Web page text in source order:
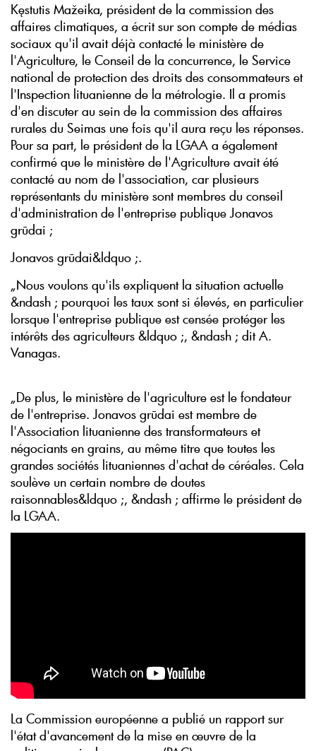
Kęstutis Mažeika, président de la commission des
affaires climatiques, a écrit sur son compte de médias
sociaux qu'il avait déjà contacté le ministère de
l'Agriculture, le Conseil de la concurrence, le Service
national de protection des droits des consommateurs et
l'Inspection lituanienne de la métrologie. Il a promis
d'en discuter au sein de la commission des affaires
rurales du Seimas une fois qu'il aura reçu les réponses.
Pour sa part, le président de la LGAA a également
confirmé que le ministère de l'Agriculture avait été
contacté au nom de l'association, car plusieurs
représentants du ministère sont membres du conseil
d'administration de l'entreprise publique Jonavos
grūdai ;
Jonavos grūdai&ldquo ;.
„Nous voulons qu'ils expliquent la situation actuelle
&ndash ; pourquoi les taux sont si élevés, en particulier
lorsque l'entreprise publique est censée protéger les
intérêts des agriculteurs &ldquo ;, &ndash ; dit A.
Vanagas.
„De plus, le ministère de l'agriculture est le fondateur
de l'entreprise. Jonavos grūdai est membre de
l'Association lituanienne des transformateurs et
négociants en grains, au même titre que toutes les
grandes sociétés lituaniennes d'achat de céréales. Cela
soulève un certain nombre de doutes
raisonnables&ldquo ;, &ndash ; affirme le président de
la LGAA.
La Commission européenne a publié un rapport sur
l'état d'avancement de la mise en œuvre de la